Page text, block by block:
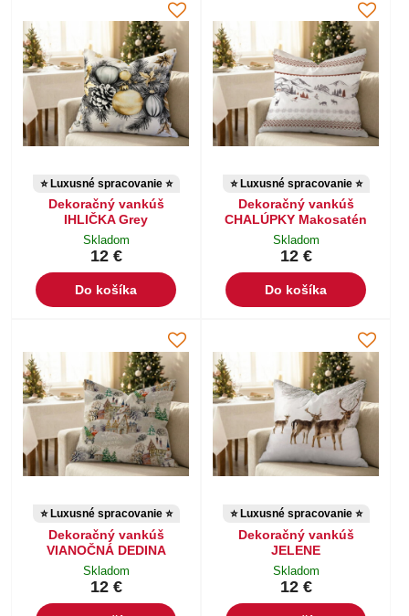
⭐ Luxusné spracovanie ⭐
Dekoračný vankúš
IHLIČKA Grey
Skladom
12 €
Do košíka
⭐ Luxusné spracovanie ⭐
Dekoračný vankúš
CHALÚPKY Makosatén
Skladom
12 €
Do košíka
⭐ Luxusné spracovanie ⭐
Dekoračný vankúš
VIANOČNÁ DEDINA
Skladom
12 €
⭐ Luxusné spracovanie ⭐
Dekoračný vankúš
JELENE
Skladom
12 €